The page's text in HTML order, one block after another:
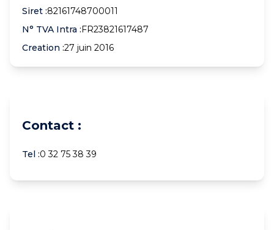
Siret :82161748700011
N° TVA Intra : FR23821617487
Creation :27 juin 2016
Contact :
Tel :0 32 75 38 39